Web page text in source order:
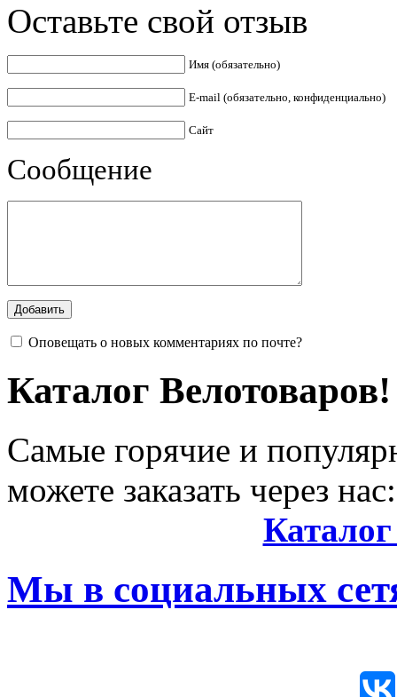
Оставьте свой отзыв
Имя (обязательно)
E-mail (обязательно, конфиденциально)
Сайт
Сообщение
Оповещать о новых комментариях по почте?
Каталог Велотоваров!
Самые горячие и
можете заказать через нас:
Мы в социальных